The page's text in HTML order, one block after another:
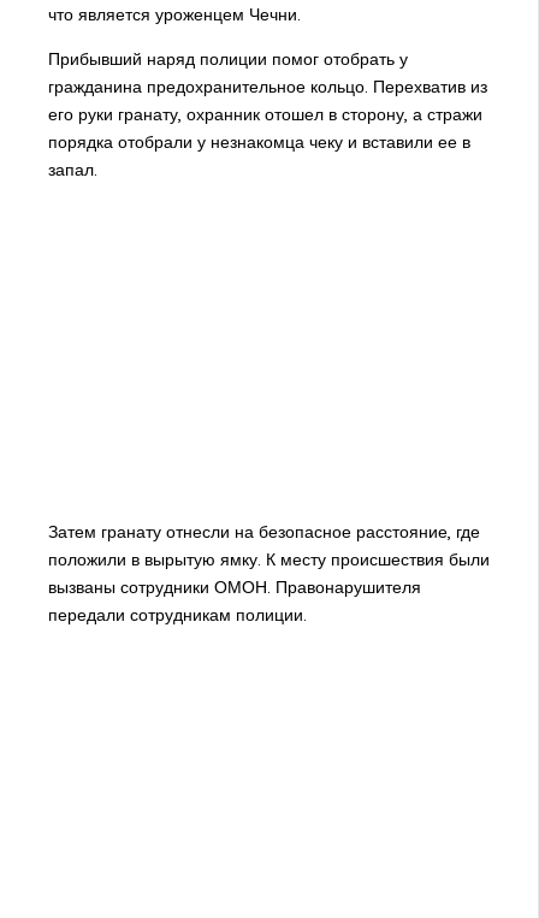
что является уроженцем Чечни.
Прибывший наряд полиции помог отобрать у
гражданина предохранительное кольцо. Перехватив из
его руки гранату, охранник отошел в сторону, а стражи
порядка отобрали у незнакомца чеку и вставили ее в
запал.
Затем гранату отнесли на безопасное расстояние, где
положили в вырытую ямку. К месту происшествия были
вызваны сотрудники ОМОН. Правонарушителя
передали сотрудникам полиции.